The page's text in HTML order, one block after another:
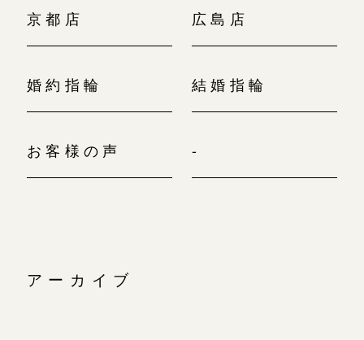
京都店 広島店
婚約指輪 結婚指輪
お客様の声 -
アーカイブ